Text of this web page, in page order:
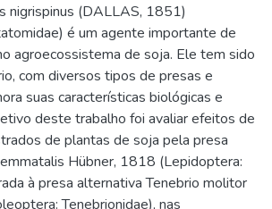
nigrispinus (DALLAS, 1851)
é um agente importante de
agroecossistema de soja. Ele tem sido
com diversos tipos de presas e
suas características biológicas e
deste trabalho foi avaliar efeitos de
de plantas de soja pela presa
Hübner, 1818 (Lepidoptera:
à presa alternativa Tenebrio molitor
Tenebrionidae), nas